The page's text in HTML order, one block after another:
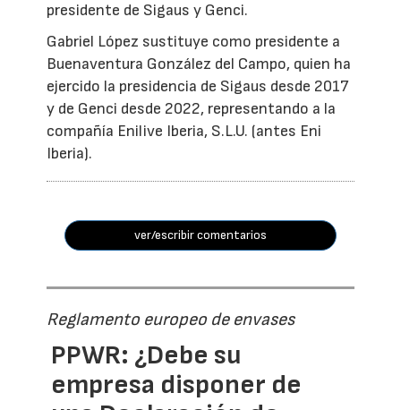
presidente de Sigaus y Genci.
Gabriel López sustituye como presidente a
Buenaventura González del Campo, quien ha
ejercido la presidencia de Sigaus desde 2017
y de Genci desde 2022, representando a la
compañía Enilive Iberia, S.L.U. (antes Eni
Iberia).
ver/escribir comentarios
Reglamento europeo de envases
PPWR: ¿Debe su
empresa disponer de